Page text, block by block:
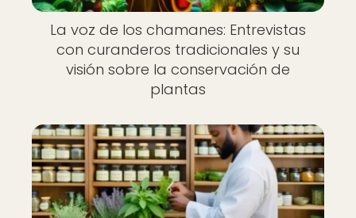
La voz de los chamanes: Entrevistas
con curanderos tradicionales y su
visión sobre la conservación de
plantas